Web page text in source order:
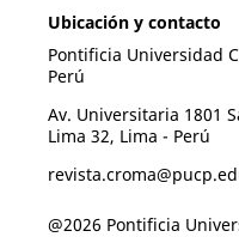
Ubicación y contacto
Pontificia Universidad
Perú
Av. Universitaria 1801
Lima 32, Lima - Perú
@2026 Pontificia